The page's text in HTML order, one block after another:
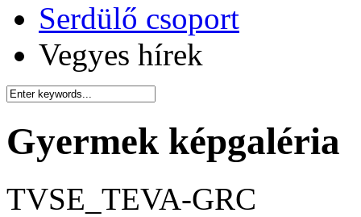
Serdülő csoport
Vegyes hírek
Gyermek képgaléria
TVSE_TEVA-GRC